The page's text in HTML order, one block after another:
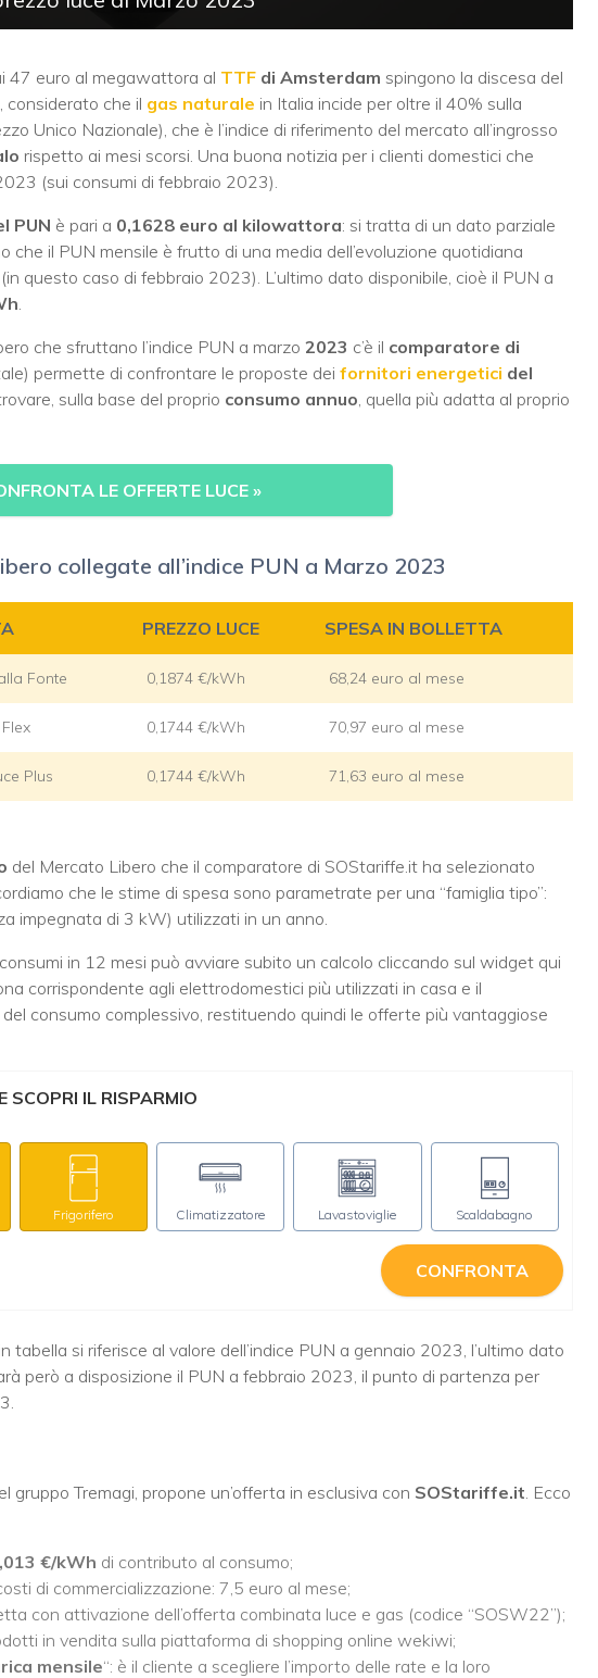
47 euro al megawattora al TTF di Amsterdam spingono la discesa del
considerato che il gas naturale in Italia incide per oltre il 40% sulla
Unico Nazionale), che è l’indice di riferimento del mercato all’ingrosso
rispetto ai mesi scorsi. Una buona notizia per i clienti domestici che
(sui consumi di febbraio 2023).
PUN è pari a 0,1628 euro al kilowattora: si tratta di un dato parziale
il PUN mensile è frutto di una media dell’evoluzione quotidiana
questo caso di febbraio 2023). L’ultimo dato disponibile, cioè il PUN a
.
che sfruttano l’indice PUN a marzo 2023 c’è il comparatore di
permette di confrontare le proposte dei fornitori energetici del
sulla base del proprio consumo annuo, quella più adatta al proprio
LE OFFERTE LUCE»
collegate all’indice PUN a Marzo 2023
PREZZO LUCE SPESA IN BOLLETTA
Fonte 0,1874 €/kWh 68,24 euro al mese
0,1744 €/kWh 70,97 euro al mese
Plus 0,1744 €/kWh 71,63 euro al mese
del Mercato Libero che il comparatore di SOStariffe.it ha selezionato
che le stime di spesa sono parametrate per una “famiglia tipo”:
impegnata di 3 kW) utilizzati in un anno.
in 12 mesi può avviare subito un calcolo cliccando sul widget qui
corrispondente agli elettrodomestici più utilizzati in casa e il
consumo complessivo, restituendo quindi le offerte più vantaggiose
SCOPRI IL RISPARMIO
Frigorifero Climatizzatore Lavastoviglie Scaldabagno
CONFRONTA
tabella si riferisce al valore dell’indice PUN a gennaio 2023, l’ultimo dato
però a disposizione il PUN a febbraio 2023, il punto di partenza per
gruppo Tremagi, propone un’offerta in esclusiva con SOStariffe.it . Ecco
€/kWh di contributo al consumo;
di commercializzazione: 7,5 euro al mese;
con attivazione dell’offerta combinata luce e gas (codice “SOSW22”);
in vendita sulla piattaforma di shopping online wekiwi;
mensile“: è il cliente a scegliere l’importo delle rate e la loro